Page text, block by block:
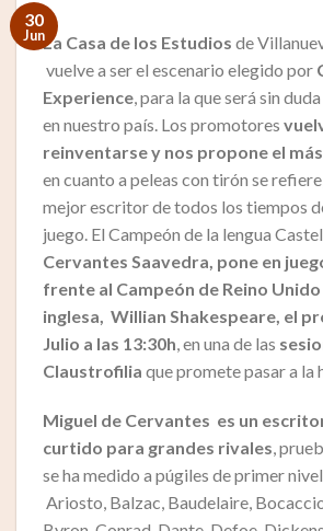
30
JunLa Casa de los Estudios de
vuelve a ser el escenario elegido por
Experience , para la que será sin
en nuestro país. Los promotores
reinventarse y nos propone el
en cuanto a peleas con tirón se
mejor escritor de todos los tiempos
juego. El Campeón de la lengua
Cervantes Saavedra, pone en
frente al Campeón de Reino Unido
inglesa, Willian Shakespeare, el
Julio a las 13:30h , en una de las
Claustrofilia que promete pasar a la
Miguel de Cervantes es un
curtido para grandes rivales,
se ha medido a púgiles de primer
Ariosto, Balzac, Baudelaire,